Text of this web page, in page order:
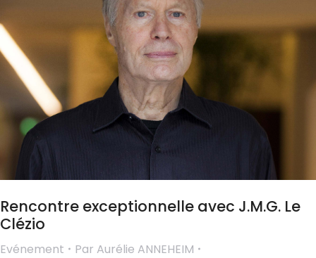
Rencontre exceptionnelle avec J.M.G. Le
Clézio
Evénement Par Aurélie ANNEHEIM